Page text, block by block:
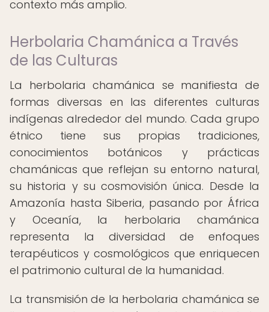
contexto más amplio.
Herbolaria Chamánica a Través
de las Culturas
La herbolaria chamánica se manifiesta de
formas diversas en las diferentes culturas
indígenas alrededor del mundo. Cada grupo
étnico tiene sus propias tradiciones,
conocimientos botánicos y prácticas
chamánicas que reflejan su entorno natural,
su historia y su cosmovisión única. Desde la
Amazonía hasta Siberia, pasando por África
y Oceanía, la herbolaria chamánica
representa la diversidad de enfoques
terapéuticos y cosmológicos que enriquecen
el patrimonio cultural de la humanidad.
La transmisión de la herbolaria chamánica se